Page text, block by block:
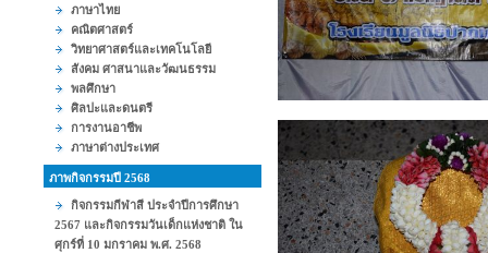
ภาษาไทย
คณิตศาสตร์
วิทยาศาสตร์และเทคโนโลยี
สังคม ศาสนาและวัฒนธรรม
พลศึกษา
ศิลปะและดนตรี
การงานอาชีพ
ภาษาต่างประเทศ
ภาพกิจกรรมปี 2568
กิจกรรมกีฬาสี ประจำปีการศึกษา
2567 และกิจกรรมวันเด็กแห่งชาติ ใน
ศุกร์ที่ 10 มกราคม พ.ศ. 2568